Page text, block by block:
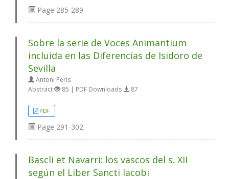
Page 285-289
Sobre la serie de Voces Animantium
incluida en las Diferencias de Isidoro de
Sevilla
Antoni Peris
Abstract
85 | PDF Downloads 87
PDF
Page 291-302
Bascli et Navarri: los vascos del s. XII
según el Liber Sancti Iacobi